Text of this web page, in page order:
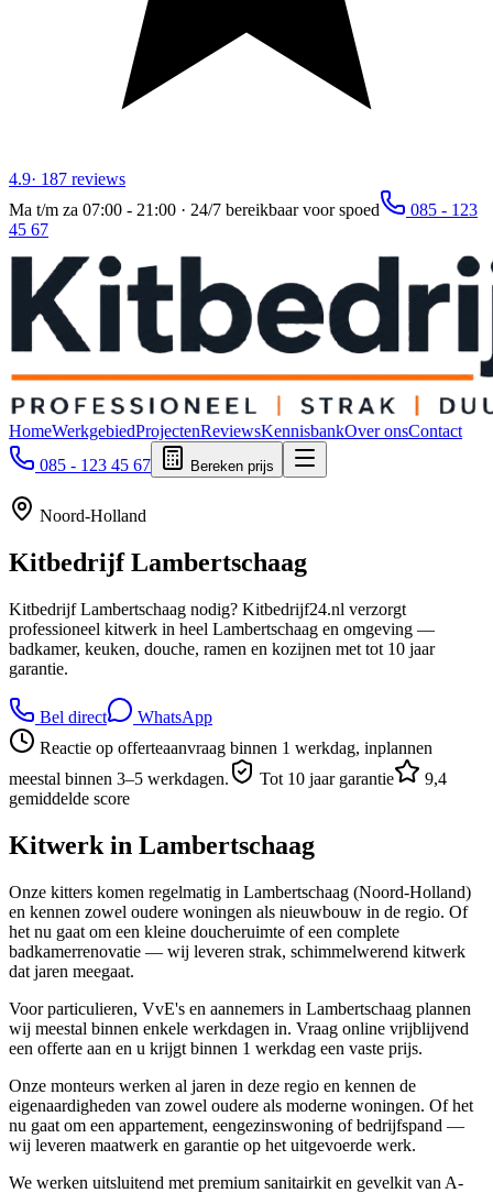
4.9· 187 reviews
Ma t/m za 07:00 - 21:00 · 24/7 bereikbaar voor spoed
085 - 123
45 67
HomeWerkgebiedProjectenReviewsKennisbankOver onsContact
085 - 123 45 67
Bereken prijs
Noord-Holland
KitbedrijfLambertschaag
Kitbedrijf Lambertschaag nodig? Kitbedrijf24.nl verzorgt
professioneel kitwerk in heel Lambertschaag en omgeving —
badkamer, keuken, douche, ramen en kozijnen met tot 10 jaar
garantie.
Bel direct
WhatsApp
Reactie op offerteaanvraag binnen 1 werkdag, inplannen
meestal binnen 3–5 werkdagen.
Tot 10 jaar garantie
9,4
gemiddelde score
Kitwerk in Lambertschaag
Onze kitters komen regelmatig in Lambertschaag (Noord-Holland)
en kennen zowel oudere woningen als nieuwbouw in de regio. Of
het nu gaat om een kleine doucheruimte of een complete
badkamerrenovatie — wij leveren strak, schimmelwerend kitwerk
dat jaren meegaat.
Voor particulieren, VvE's en aannemers in Lambertschaag plannen
wij meestal binnen enkele werkdagen in. Vraag online vrijblijvend
een offerte aan en u krijgt binnen 1 werkdag een vaste prijs.
Onze monteurs werken al jaren in deze regio en kennen de
eigenaardigheden van zowel oudere als moderne woningen. Of het
nu gaat om een appartement, eengezinswoning of bedrijfspand —
wij leveren maatwerk en garantie op het uitgevoerde werk.
We werken uitsluitend met premium sanitairkit en gevelkit van A-